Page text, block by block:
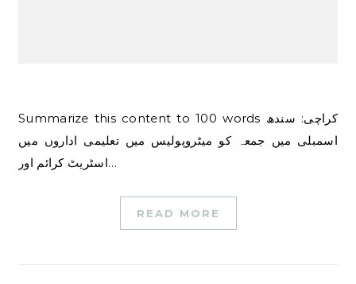
Summarize this content to 100 words کراچی: سندھ
اسمبلی میں جمعہ کو میٹروپولیس میں تعلیمی اداروں میں
اسٹریٹ کرائم اور…
READ MORE